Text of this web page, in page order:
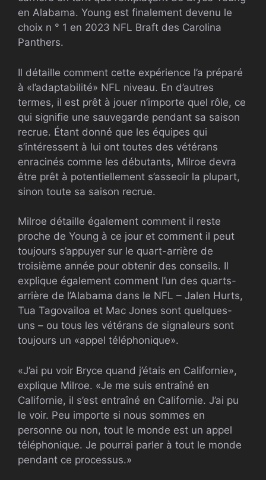
en Alabama. Young est finalement devenu le
choix n ° 1 en 2023 NFL Braft des Carolina
Panthers.
Il détaille comment cette expérience l’a préparé
à «l’adaptabilité» NFL niveau. En d’autres
termes, il est prêt à jouer n’importe quel rôle, ce
qui signifie une sauvegarde pendant sa saison
recrue. Étant donné que les équipes qui
s’intéressent à lui ont toutes des vétérans
enracinés comme les débutants, Milroe devra
être prêt à potentiellement s’asseoir la plupart,
sinon toute sa saison recrue.
Milroe détaille également comment il reste
proche de Young à ce jour et comment il peut
toujours s’appuyer sur le quart-arrière de
troisième année pour obtenir des conseils. Il
explique également comment l’un des quarts-
arrière de l’Alabama dans le NFL – Jalen Hurts,
Tua Tagovailoa et Mac Jones sont quelques-
uns – ou tous les vétérans de signaleurs sont
toujours un «appel téléphonique».
«J’ai pu voir Bryce quand j’étais en Californie»,
explique Milroe. «Je me suis entraîné en
Californie, il s’est entraîné en Californie. J’ai pu
le voir. Peu importe si nous sommes en
personne ou non, tout le monde est un appel
téléphonique. Je pourrai parler à tout le monde
pendant ce processus.»